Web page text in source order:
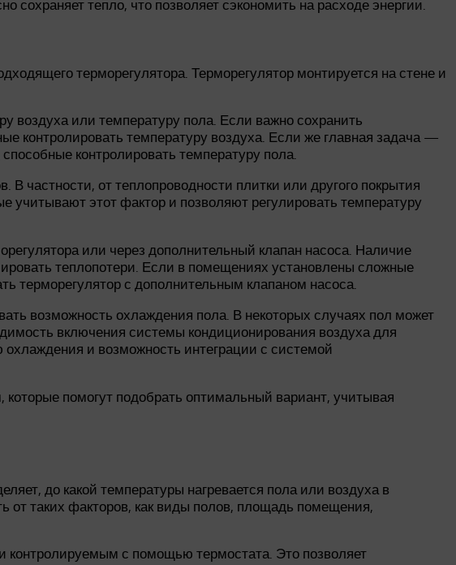
сохраняет тепло, что позволяет сэкономить на расходе энергии.
терморегулятора. Терморегулятор монтируется на стене и
воздуха или температуру пола. Если важно сохранить
контролировать температуру воздуха. Если же главная задача —
контролировать температуру пола.
В частности, от теплопроводности плитки или другого покрытия
этот фактор и позволяют регулировать температуру
или через дополнительный клапан насоса. Наличие
теплопотери. Если в помещениях установлены сложные
терморегулятор с дополнительным клапаном насоса.
возможность охлаждения пола. В некоторых случаях пол может
включения системы кондиционирования воздуха для
и возможность интеграции с системой
помогут подобрать оптимальный вариант, учитывая
до какой температуры нагревается пола или воздуха в
от таких факторов, как виды полов, площадь помещения,
с помощью термостата. Это позволяет